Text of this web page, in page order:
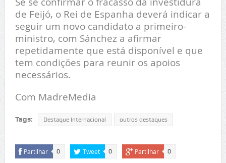
de Feijó, o Rei de Espanha deverá indicar a
seguir um novo candidato a primeiro-
ministro, com Sánchez a afirmar
repetidamente que está disponível e que
tem condições para reunir os apoios
necessários.
Com MadreMedia
Tags: Destaque Internacional outros destaques
Partilhar 0 Tweet 0 Partilhar 0